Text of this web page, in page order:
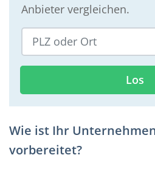
Anbieter vergleichen.
Los
Wie ist Ihr
vorbereitet?